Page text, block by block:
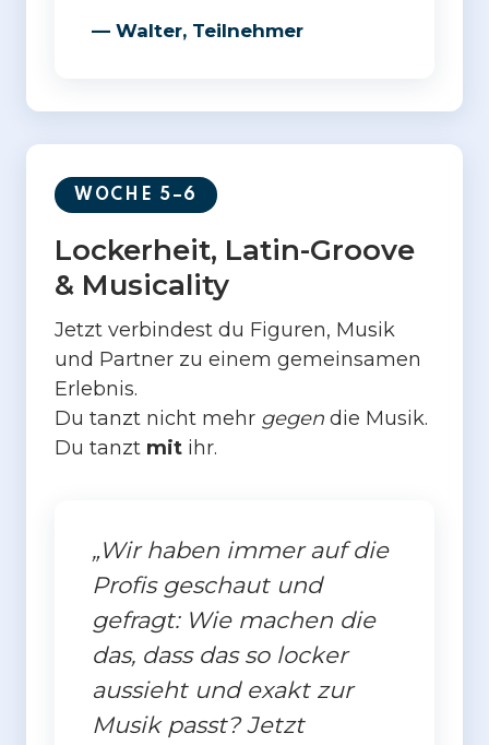
— Walter, Teilnehmer
WOCHE 5–6
Lockerheit, Latin-Groove
& Musicality
Jetzt verbindest du Figuren, Musik
und Partner zu einem gemeinsamen
Erlebnis.
Du tanzt nicht mehr gegen die Musik.
Du tanzt mit ihr.
„Wir haben immer auf die
Profis geschaut und
gefragt: Wie machen die
das, dass das so locker
aussieht und exakt zur
Musik passt? Jetzt